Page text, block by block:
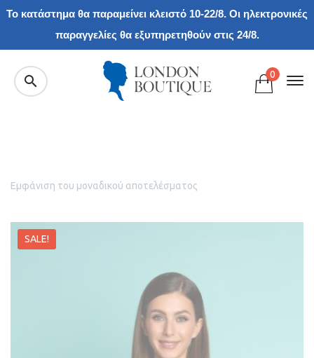
Το κατάστημα θα παραμείνει κλειστό 10-22/8. Οι ηλεκτρονικές
παραγγελίες θα εξυπηρετηθούν στις 24/8.
0
Εμφάνιση του μοναδικού αποτελέσματος
SALE!